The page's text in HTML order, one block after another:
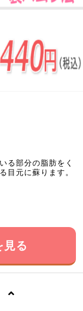
る部分の脂肪をく
目元に蘇ります。
見る